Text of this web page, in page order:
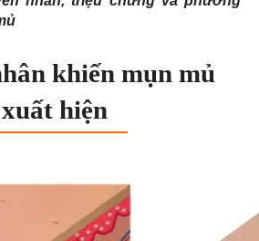
khiến mụn mủ
xuất hiện